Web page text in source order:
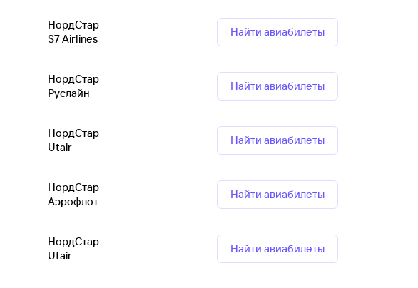
НордСтар
S7 Airlines
Найти авиабилеты
НордСтар
Руслайн
Найти авиабилеты
НордСтар
Utair
Найти авиабилеты
НордСтар
Аэрофлот
Найти авиабилеты
НордСтар
Utair
Найти авиабилеты